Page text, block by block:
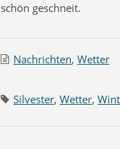
schön geschneit.
Nachrichten, Wetter
Silvester, Wetter,